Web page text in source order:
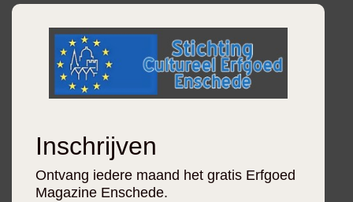
Inschrijven
Ontvang iedere maand het gratis Erfgoed
Magazine Enschede.